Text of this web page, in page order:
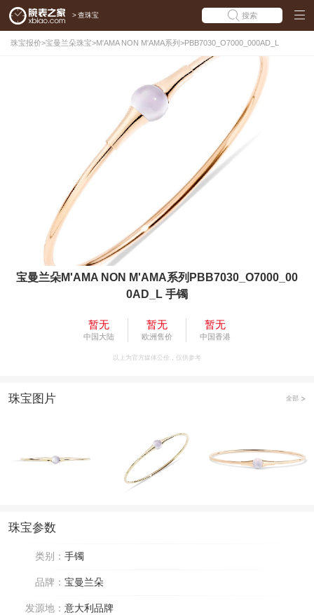
> 查珠宝 搜索
珠宝报价>宝曼兰朵珠宝>M'AMA NON M'AMA系列 >PBB7030_O7000_000AD_L
宝曼兰朵M'AMA NON M'AMA系列PBB7030_O7000_00
0AD_L 手镯
暂无
中国大陆
暂无
欧洲售价
暂无
中国香港
以上为官方媒体公价，仅供参考
珠宝图片 全部
珠宝参数
类别： 手镯
品牌： 宝曼兰朵
发源地： 意大利品牌